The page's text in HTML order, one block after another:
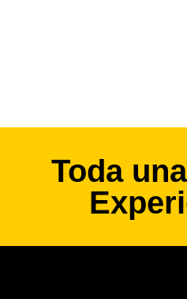
Toda